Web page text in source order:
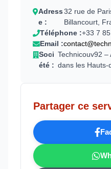
Adress
e :
32 rue de
Billancourt,
Téléphone :+33 7
Email :
Soci
été :
Technicouv92
dans les Hauts-
Partager ce